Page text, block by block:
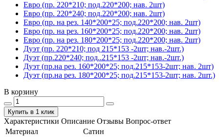
Евро (пр. 220*210; под.220*200; нав. 2шт)
Евро (пр. 220*240; под.220*200; нав. 2шт)
Евро (пр. на рез. 140*200*25; под.220*200; нав. 2шт)
Евро (пр. на рез. 160*200*25; под.220*200; нав. 2шт)
Евро (пр. на рез. 180*200*25; под.220*200; нав. 2шт)
Дуэт (пр. 220*210; под 215*153 -2шт; нав.-2шт.)
Дуэт (пр.220*240; под..215*153 -2шт; нав.-2шт.)
Дуэт (пр.на рез. 160*200*25; под.215*153-2шт; нав. 2шт)
Дуэт (пр.на рез. 180*200*25; под.215*153-2шт; нав. 2шт.)
В корзину
Купить в 1 клик
Характеристики Описание Отзывы Вопрос-ответ
Материал
Сатин